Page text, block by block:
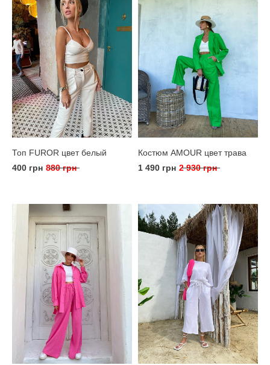
Топ FUROR цвет белый
400 грн 880 грн
Костюм AMOUR цвет трава
1 490 грн 2 930 грн